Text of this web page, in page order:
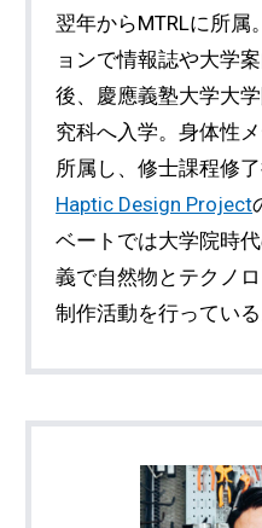
翌年からMTRLに所属
ョンで情報誌や大学
後、慶應義塾大学大
究科へ入学。身体性
所属し、修士課程修
Haptic Design Project
ベートでは大学院時代
義で自然物とテクノ
制作活動を行っている